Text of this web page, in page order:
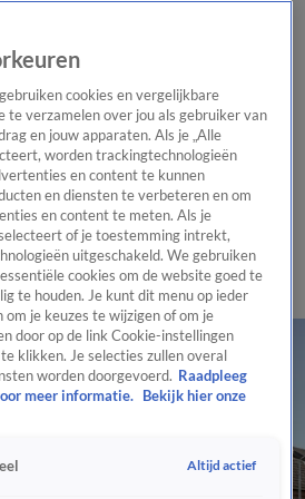
Het beste van Hart
Tip de
WeerTip de redactiePanelVideo's
cookies en vergelijkbare
te verzamelen over jou als gebruiker van
en jouw apparaten. Als je „Alle
worden trackingtechnologieën
en content te kunnen
en diensten te verbeteren en om
en content te meten. Als je
of je toestemming intrekt,
uitgeschakeld. We gebruiken
cookies om de website goed te
te houden. Je kunt dit menu op ieder
om je keuzes te wijzigen of om je
door op de link Cookie-instellingen
klikken. Je selecties zullen overal
worden doorgevoerd. Raadpleeg
meer informatie.
Bekijk hier onze
Altijd actief